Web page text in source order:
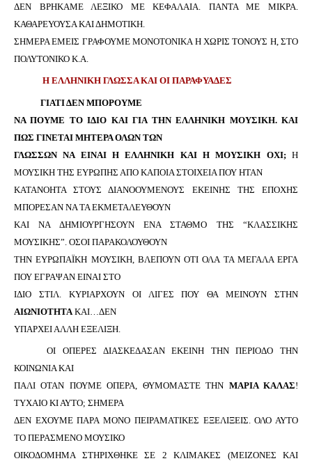
ΔΕΝ ΒΡΗΚΑΜΕ ΛΕΞΙΚΟ ΜΕ ΚΕΦΑΛΑΙΑ. ΠΑΝΤΑ ΜΕ ΜΙΚΡΑ.
ΚΑΘΑΡΕΥΟΥΣΑ ΚΑΙ ΔΗΜΟΤΙΚΗ.
ΣΗΜΕΡΑ ΕΜΕΙΣ ΓΡΑΦΟΥΜΕ ΜΟΝΟΤΟΝΙΚΑ Η ΧΩΡΙΣ ΤΟΝΟΥΣ Η, ΣΤΟ
ΠΟΛΥΤΟΝΙΚΟ Κ.Α.
Η ΕΛΛΗΝΙΚΗ ΓΛΩΣΣΑ ΚΑΙ ΟΙ ΠΑΡΑΦΥΑΔΕΣ
ΓΙΑΤΙ ΔΕΝ ΜΠΟΡΟΥΜΕ
ΝΑ ΠΟΥΜΕ ΤΟ ΙΔΙΟ ΚΑΙ ΓΙΑ ΤΗΝ ΕΛΛΗΝΙΚΗ ΜΟΥΣΙΚΗ. ΚΑΙ
ΠΩΣ ΓΙΝΕΤΑΙ ΜΗΤΕΡΑ ΟΛΩΝ ΤΩΝ
ΓΛΩΣΣΩΝ ΝΑ ΕΙΝΑΙ Η ΕΛΛΗΝΙΚΗ ΚΑΙ Η ΜΟΥΣΙΚΗ ΟΧΙ; Η
ΜΟΥΣΙΚΗ ΤΗΣ ΕΥΡΩΠΗΣ ΑΠΟ ΚΑΠΟΙΑ ΣΤΟΙΧΕΙΑ ΠΟΥ ΗΤΑΝ
ΚΑΤΑΝΟΗΤΑ ΣΤΟΥΣ ΔΙΑΝΟΟΥΜΕΝΟΥΣ ΕΚΕΙΝΗΣ ΤΗΣ ΕΠΟΧΗΣ
ΜΠΟΡΕΣΑΝ ΝΑ ΤΑ ΕΚΜΕΤΑΛΕΥΘΟΥΝ
ΚΑΙ ΝΑ ΔΗΜΙΟΥΡΓΗΣΟΥΝ ΕΝΑ ΣΤΑΘΜΟ ΤΗΣ “ΚΛΑΣΣΙΚΗΣ
ΜΟΥΣΙΚΗΣ”. ΟΣΟΙ ΠΑΡΑΚΟΛΟΥΘΟΥΝ
ΤΗΝ ΕΥΡΩΠΑΪΚΗ ΜΟΥΣΙΚΗ, ΒΛΕΠΟΥΝ ΟΤΙ ΟΛΑ ΤΑ ΜΕΓΑΛΑ ΕΡΓΑ
ΠΟΥ ΕΓΡΑΨΑΝ ΕΙΝΑΙ ΣΤΟ
ΙΔΙΟ ΣΤΙΛ. ΚΥΡΙΑΡΧΟΥΝ ΟΙ ΛΙΓΕΣ ΠΟΥ ΘΑ ΜΕΙΝΟΥΝ ΣΤΗΝ
ΑΙΩΝΙΟΤΗΤΑ ΚΑΙ…ΔΕΝ
ΥΠΑΡΧΕΙ ΑΛΛΗ ΕΞΕΛΙΞΗ.
ΟΙ ΟΠΕΡΕΣ ΔΙΑΣΚΕΔΑΣΑΝ ΕΚΕΙΝΗ ΤΗΝ ΠΕΡΙΟΔΟ ΤΗΝ
ΚΟΙΝΩΝΙΑ ΚΑΙ
ΠΑΛΙ ΟΤΑΝ ΠΟΥΜΕ ΟΠΕΡΑ, ΘΥΜΟΜΑΣΤΕ ΤΗΝ ΜΑΡΙΑ ΚΑΛΑΣ!
ΤΥΧΑΙΟ ΚΙ ΑΥΤΟ; ΣΗΜΕΡΑ
ΔΕΝ ΕΧΟΥΜΕ ΠΑΡΑ ΜΟΝΟ ΠΕΙΡΑΜΑΤΙΚΕΣ ΕΞΕΛΙΞΕΙΣ. ΟΛΟ ΑΥΤΟ
ΤΟ ΠΕΡΑΣΜΕΝΟ ΜΟΥΣΙΚΟ
ΟΙΚΟΔΟΜΗΜΑ ΣΤΗΡΙΧΘΗΚΕ ΣΕ 2 ΚΛΙΜΑΚΕΣ (ΜΕΙΖΟΝΕΣ ΚΑΙ